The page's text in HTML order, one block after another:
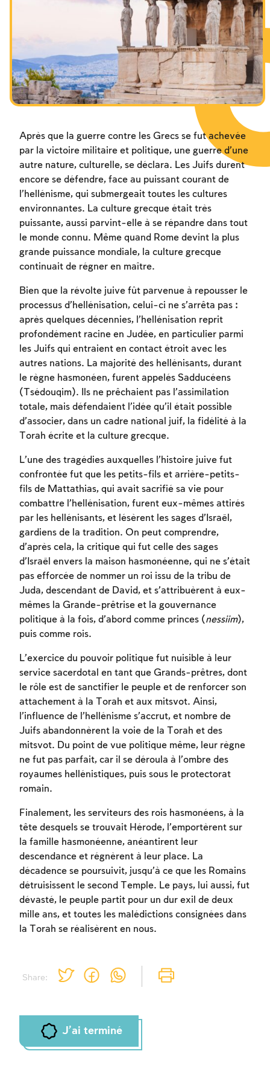
Les jeûnes liés à la destruction du Temple
Share:
Après que la guerre contre les Grecs se fut achevée
par la victoire militaire et politique, une guerre d’une
autre nature, culturelle, se déclara. Les Juifs durent
encore se défendre, face au puissant courant de
l’hellénisme, qui submergeait toutes les cultures
environnantes. La culture grecque était très
puissante, aussi parvint-elle à se répandre dans tout
le monde connu. Même quand Rome devint la plus
grande puissance mondiale, la culture grecque
continuait de régner en maître.
Bien que la révolte juive fût parvenue à repousser le
processus d’hellénisation, celui-ci ne s’arrêta pas :
après quelques décennies, l’hellénisation reprit
profondément racine en Judée, en particulier parmi
les Juifs qui entraient en contact étroit avec les
autres nations. La majorité des hellénisants, durant
le règne hasmonéen, furent appelés Sadducéens
(Tsédouqim). Ils ne prêchaient pas l’assimilation
totale, mais défendaient l’idée qu’il était possible
d’associer, dans un cadre national juif, la fidélité à la
Torah écrite et la culture grecque.
L’une des tragédies auxquelles l’histoire juive fut
confrontée fut que les petits-fils et arrière-petits-
fils de Mattathias, qui avait sacrifié sa vie pour
combattre l’hellénisation, furent eux-mêmes attirés
par les hellénisants, et lésèrent les sages d’Israël,
gardiens de la tradition. On peut comprendre,
d’après cela, la critique qui fut celle des sages
d’Israël envers la maison hasmonéenne, qui ne s’était
pas efforcée de nommer un roi issu de la tribu de
Juda, descendant de David, et s’attribuèrent à eux-
mêmes la Grande-prêtrise et la gouvernance
politique à la fois, d’abord comme princes (nessiim),
puis comme rois.
L’exercice du pouvoir politique fut nuisible à leur
service sacerdotal en tant que Grands-prêtres, dont
le rôle est de sanctifier le peuple et de renforcer son
attachement à la Torah et aux mitsvot. Ainsi,
l’influence de l’hellénisme s’accrut, et nombre de
Juifs abandonnèrent la voie de la Torah et des
mitsvot. Du point de vue politique même, leur règne
ne fut pas parfait, car il se déroula à l’ombre des
royaumes hellénistiques, puis sous le protectorat
romain.
Finalement, les serviteurs des rois hasmonéens, à la
tête desquels se trouvait Hérode, l’emportèrent sur
la famille hasmonéenne, anéantirent leur
descendance et régnèrent à leur place. La
décadence se poursuivit, jusqu’à ce que les Romains
détruisissent le second Temple. Le pays, lui aussi, fut
dévasté, le peuple partit pour un dur exil de deux
mille ans, et toutes les malédictions consignées dans
la Torah se réalisèrent en nous.
J'ai terminé
Inscription requise
Afin d'enregistrer ce que vous avez étudié,
vous devez vous connectez ou vous
inscrire.
Inscription Connexion